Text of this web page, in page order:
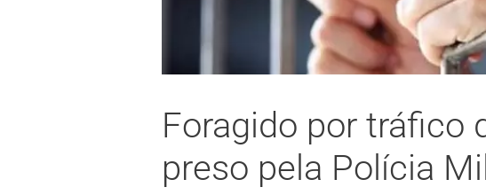
Foragido por tráfico
preso pela Polícia